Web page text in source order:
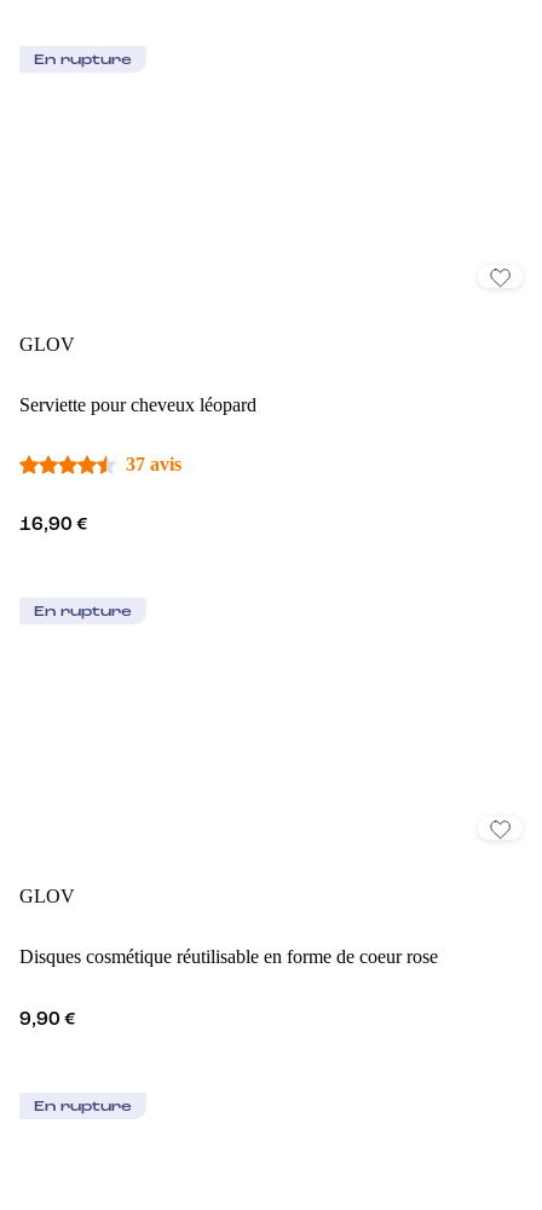
En rupture
GLOV
Serviette pour cheveux léopard
37 avis
16,90 €
En rupture
GLOV
Disques cosmétique réutilisable en forme de coeur rose
9,90 €
En rupture